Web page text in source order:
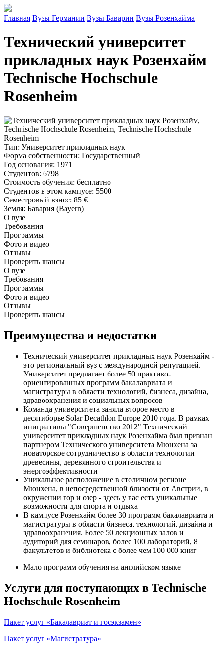
Главная Вузы Германии Вузы Баварии Вузы Розенхайма
Технический университет
прикладных наук Розенхайм
Technische Hochschule
Rosenheim
Тип: Университет прикладных наук
Форма собственности: Государственный
Год основания: 1971
Студентов: 6798
Стоимость обучения: бесплатно
Студентов в этом кампусе: 5500
Семестровый взнос: 85 €
Земля: Бавария (Bayern)
О вузе
Требования
Программы
Фото и видео
Отзывы
Проверить шансы
О вузе
Требования
Программы
Фото и видео
Отзывы
Проверить шансы
Преимущества и недостатки
Технический университет прикладных наук Розенхайм -
это региональный вуз с международной репутацией.
Университет предлагает более 50 практико-
ориентированных программ бакалавриата и
магистратуры в области технологий, бизнеса, дизайна,
здравоохранения и социальных вопросов
Команда университета заняла второе место в
десятиборье Solar Decathlon Europe 2010 года. В рамках
инициативы "Совершенство 2012" Технический
университет прикладных наук Розенхайма был признан
партнером Технического университета Мюнхена за
новаторское сотрудничество в области технологии
древесины, деревянного строительства и
энергоэффективности
Уникальное расположение в столичном регионе
Мюнхена, в непосредственной близости от Австрии, в
окружении гор и озер - здесь у вас есть уникальные
возможности для спорта и отдыха
В кампусе Розенхайм более 30 программ бакалавриата и
магистратуры в области бизнеса, технологий, дизайна и
здравоохранения. Более 50 лекционных залов и
аудиторий для семинаров, более 100 лабораторий, 8
факультетов и библиотека с более чем 100 000 книг
Мало программ обучения на английском языке
Услуги для поступающих в Technische
Hochschule Rosenheim
Пакет услуг «Бакалавриат и госэкзамен»
Пакет услуг «Магистратура»